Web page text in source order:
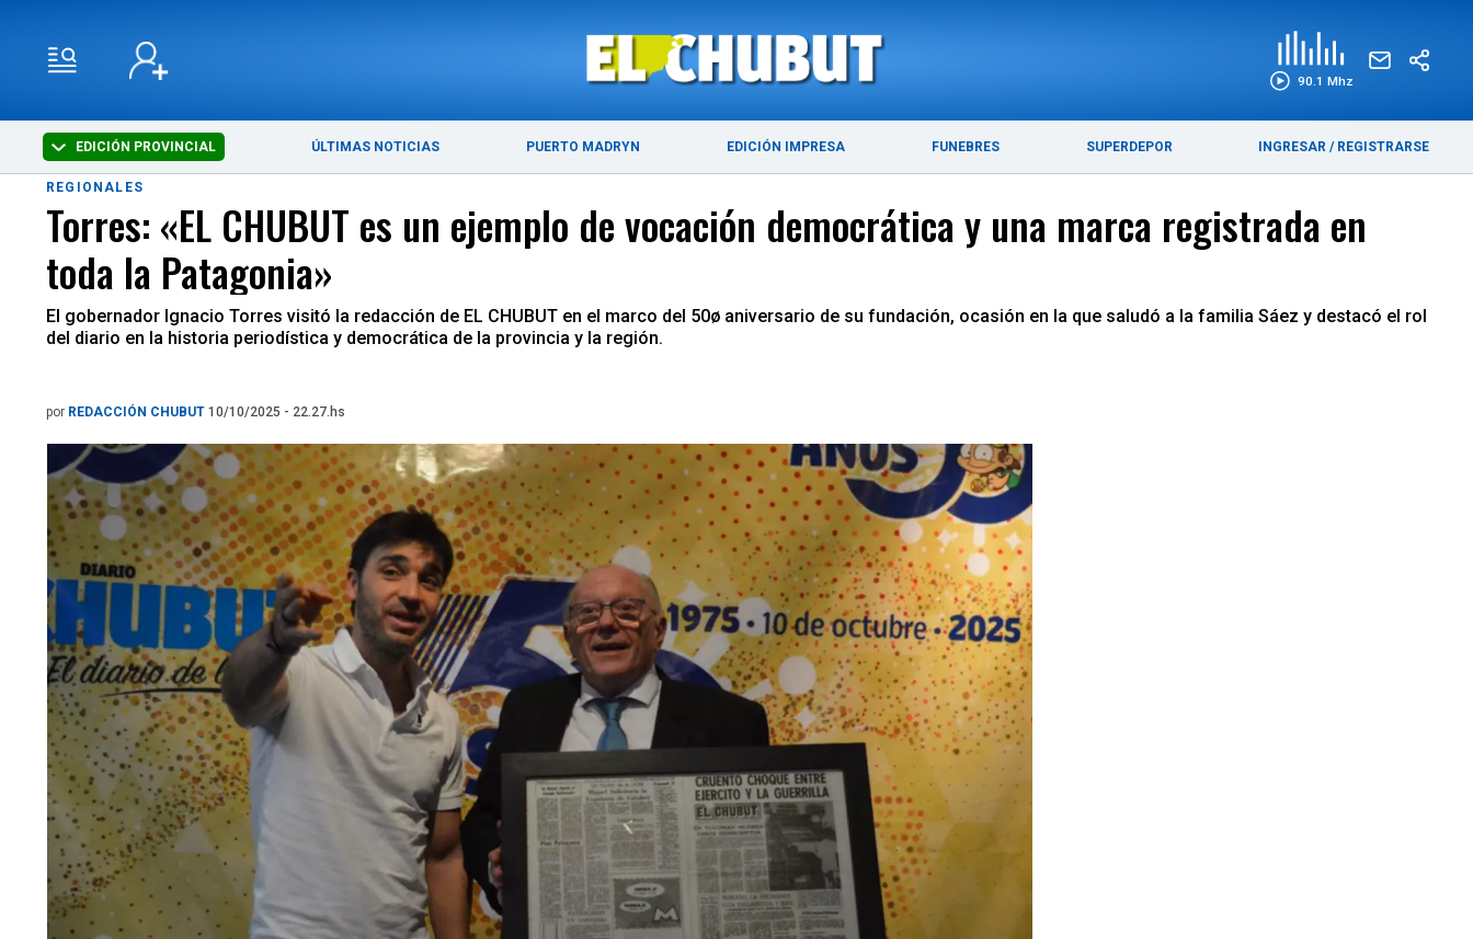
90.1 Mhz
EDICIÓN PROVINCIAL ÚLTIMAS NOTICIAS PUERTO MADRYN EDICIÓN IMPRESA FUNEBRES SUPERDEPOR INGRESAR / REGISTRARSE
ÚLTIMAS NOTICIAS PUERTO MADRYN
REGIONALES
Torres: «EL CHUBUT es un ejemplo de vocación democrática y una marca registrada en
toda la Patagonia»
El gobernador Ignacio Torres visitó la redacción de EL CHUBUT en el marco del 50ø aniversario de su fundación, ocasión en la que saludó a la familia Sáez y destacó el rol
del diario en la historia periodística y democrática de la provincia y la región.
por REDACCIÓN CHUBUT 10/10/2025 - 22.27.hs